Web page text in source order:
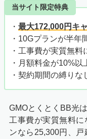
当サイト限定特典
・ 最大172,000円キ
・10Gプランが半年
・工事費が実質無料
・月額料金が10%以
・契約期間の縛りな
GMOとくとくBB光
工事費が実質無料に
ンなら25,300円、